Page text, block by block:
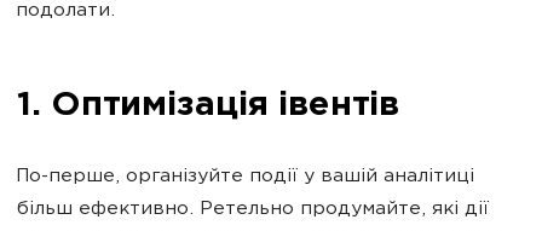
подолати.
1. Оптимізація івентів
По-перше, організуйте події у вашій аналітиці
більш ефективно. Ретельно продумайте, які дії